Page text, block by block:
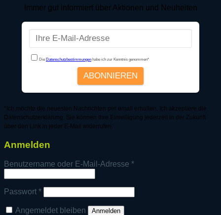
Immer gut informiert über Aktionen und Neuheiten
*Ich möchte die neuesten Nachrichten per email erhalten. Ich akzeptiere die
Datenschutzerklärung. Sie können Ihre Einwilligung jederzeit in der Zukunft
über den Link in jeder E-Mail widerrufen.
Anmelden
Benutzername oder E-Mail-Adresse *Erforderlich
Passwort *Erforderlich
Angemeldet bleiben Anmelden